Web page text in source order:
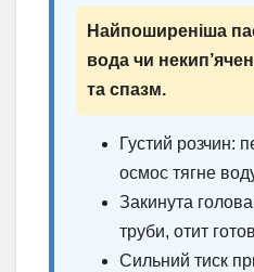
Найпоширеніша
вода чи
та спазм.
Густий розчин:
осмос тягне
Закинута
труби, отит
Сильний тиск